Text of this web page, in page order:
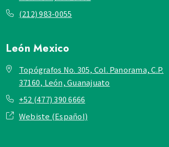
(212) 983-0055
LeónMexico
Topógrafos No. 305, Col. Panorama, C.P.
37160, León, Guanajuato
+52 (477) 390 6666
Webiste (Español)